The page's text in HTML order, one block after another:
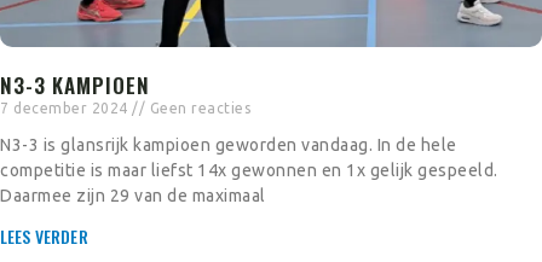
N3-3 KAMPIOEN
7 december 2024 Geen reacties
N3-3 is glansrijk kampioen geworden vandaag. In de hele
competitie is maar liefst 14x gewonnen en 1x gelijk gespeeld.
Daarmee zijn 29 van de maximaal
LEES VERDER